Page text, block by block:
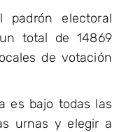
padrón electoral
total de 14869
de votación
es bajo todas las
urnas y elegir a